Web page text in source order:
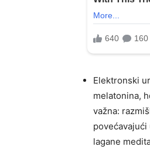
Elektronski
melatonina,
važna:
lagane